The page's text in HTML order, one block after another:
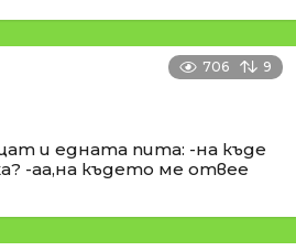
706 9
и едната пита: -на къде
-аа,на където ме отвее